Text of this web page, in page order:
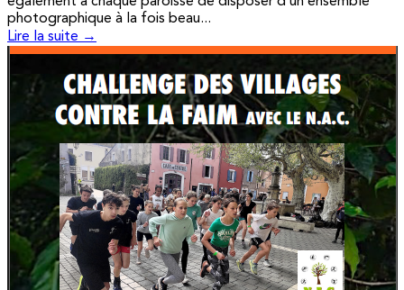
photographique à la fois beau...
Lire la suite →